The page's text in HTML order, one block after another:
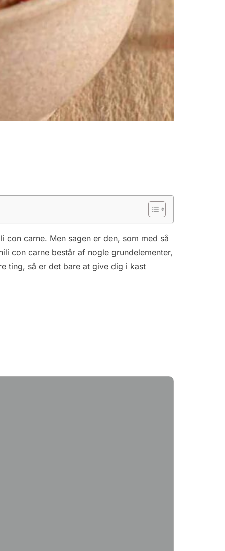
carne. Men sagen er den, som med så
con carne består af nogle grundelementer,
ting, så er det bare at give dig i kast